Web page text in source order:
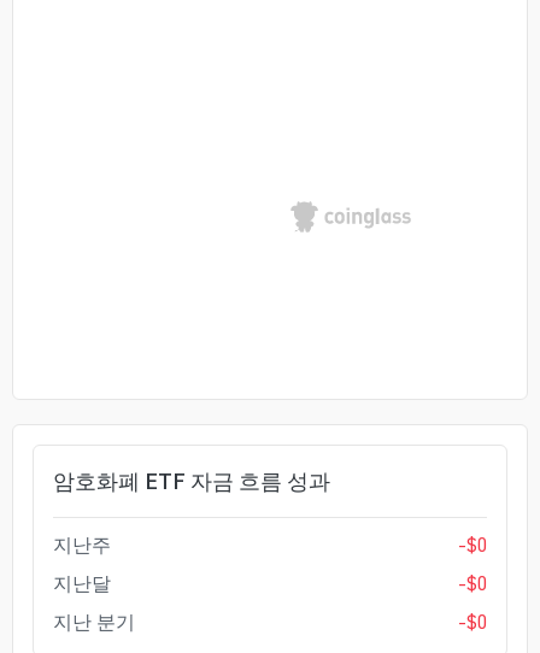
암호화폐 ETF 자금 흐름 성과
지난주 -$0
지난달
-$0
지난 분기
-$0